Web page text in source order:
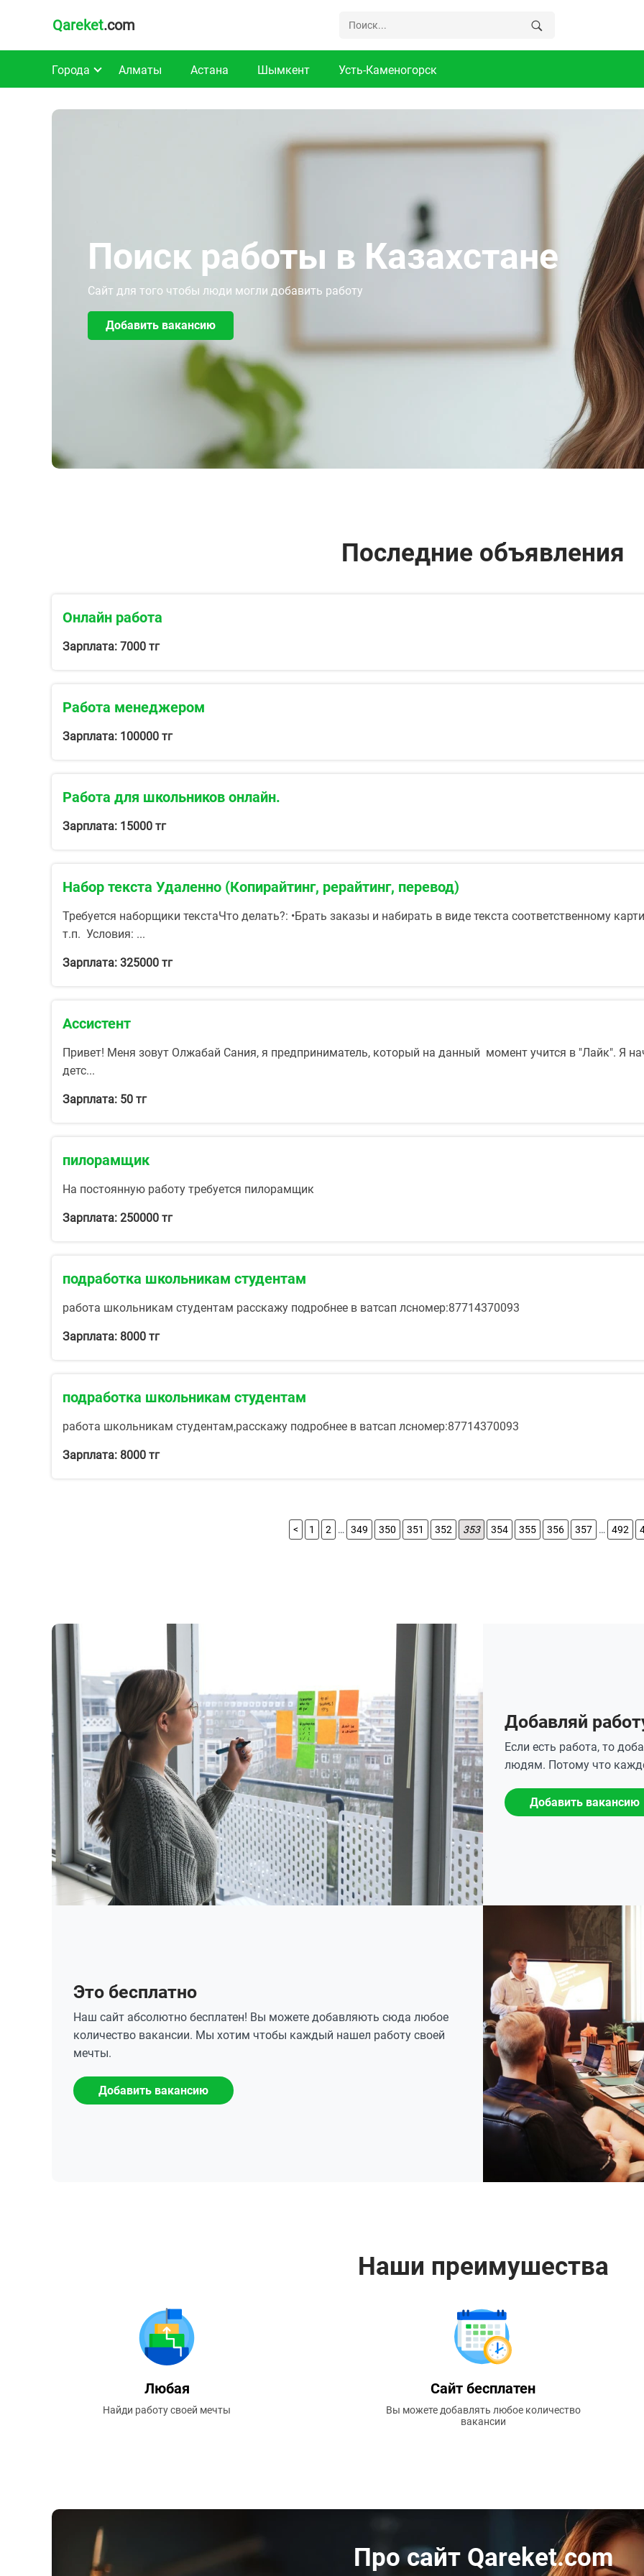
Qareket.com
Города Алматы Астана Шымкент Усть-Каменогорск
Поиск работы в Казахстане
Сайт для того чтобы люди могли добавить работу
Добавить вакансию
Последние объявления
Онлайн работа
Зарплата: 7000 тг
Работа менеджером
Зарплата: 100000 тг
Работа для школьников онлайн.
Зарплата: 15000 тг
Набор текста Удаленно (Копирайтинг, рерайтинг, перевод)
Требуется наборщики текстаЧто делать?: •Брать заказы и набирать в виде текста соответственному
т.п. Условия: ...
Зарплата: 325000 тг
Ассистент
Привет! Меня зовут Олжабай Сания, я предприниматель, который на данный момент учится в "Лайк". Я
детс...
Зарплата: 50 тг
пилорамщик
На постоянную работу требуется пилорамщик
Зарплата: 250000 тг
подработка школьникам студентам
работа школьникам студентам расскажу подробнее в ватсап лсномер:87714370093
Зарплата: 8000 тг
подработка школьникам студентам
работа школьникам студентам,расскажу подробнее в ватсап лсномер:87714370093
Зарплата: 8000 тг
< 1 2 … 349 350 351 352 353 354 355 356 357 … 492
Добавляй
Если есть работа, то
людям. Потому что
Добавить вакансию
Это бесплатно
Наш сайт абсолютно бесплатен! Вы можете добавляють сюда любое
количество вакансии. Мы хотим чтобы каждый нашел работу своей
мечты.
Добавить вакансию
Наши преимушества
Любая
Найди работу своей мечты
Сайт бесплатен
Вы можете добавлять любое количество
вакансии
Про сайт Qareket.com